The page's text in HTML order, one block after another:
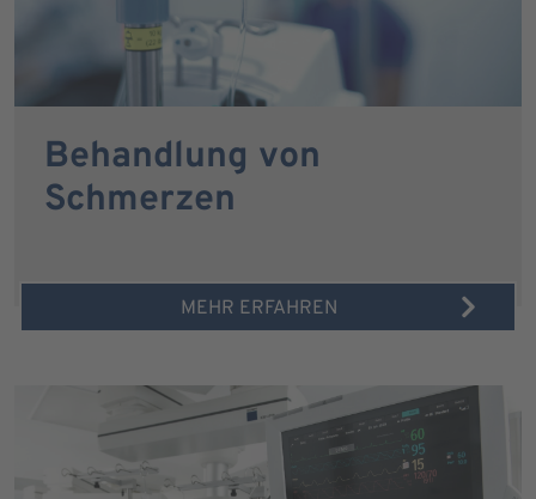
Behandlung von
Schmerzen
MEHR ERFAHREN